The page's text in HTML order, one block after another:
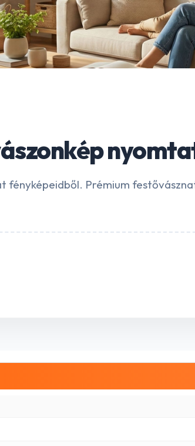
fényképeidből. Prémium